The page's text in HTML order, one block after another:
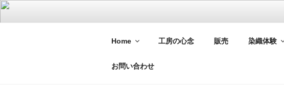
コ
手織り由布衣工房
Home 工房の心念 販売 染織体験
お問い合わせ